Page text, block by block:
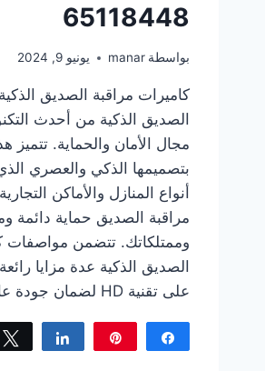
65118448
بواسطة manar يونيو 9, 2024
كاميرات مراقبة الصديق
الصديق الذكية من أحدث
مجال الأمان والحماية. تتميز
بتصميمها الذكي والعصري
أنواع المنازل والأماكن
مراقبة الصديق حماية دائمة
وممتلكاتك. تتضمن مواصفات
الصديق الذكية عدة مزايا
على تقنية HD لضمان جودة عالية…
Tweet Share